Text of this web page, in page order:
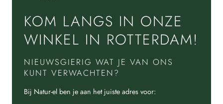
KOM LANGS IN ONZE
WINKEL IN ROTTERDAM!
NIEUWSGIERIG WAT JE VAN ONS
KUNT VERWACHTEN?
Bij Natur-el ben je aan het juiste adres voor: